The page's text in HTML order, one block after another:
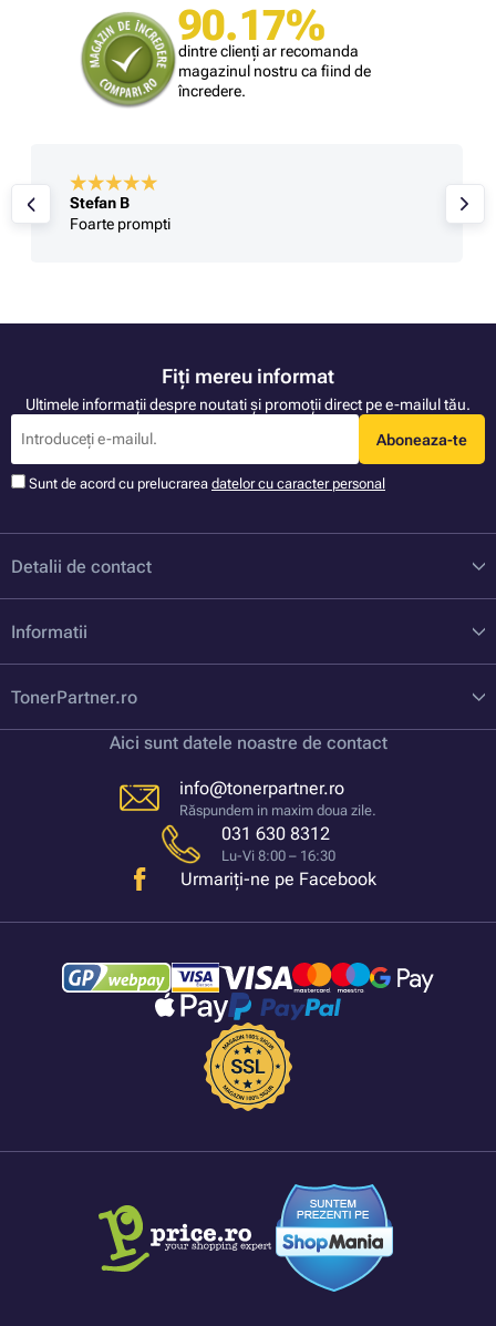
90.17%
dintre clienți ar recomanda
magazinul nostru ca fiind de
încredere.
Stefan B
Foarte prompti
Fiți mereu informat
Ultimele informații despre noutati și promoții direct pe e-mailul tău.
Aboneaza-te
Sunt de acord cu prelucrarea datelor cu caracter personal
Detalii de contact
Informatii
TonerPartner.ro
Aici sunt datele noastre de contact
info@tonerpartner.ro
Răspundem in maxim doua zile.
031 630 8312
Lu-Vi 8:00 – 16:30
Urmariți-ne pe Facebook